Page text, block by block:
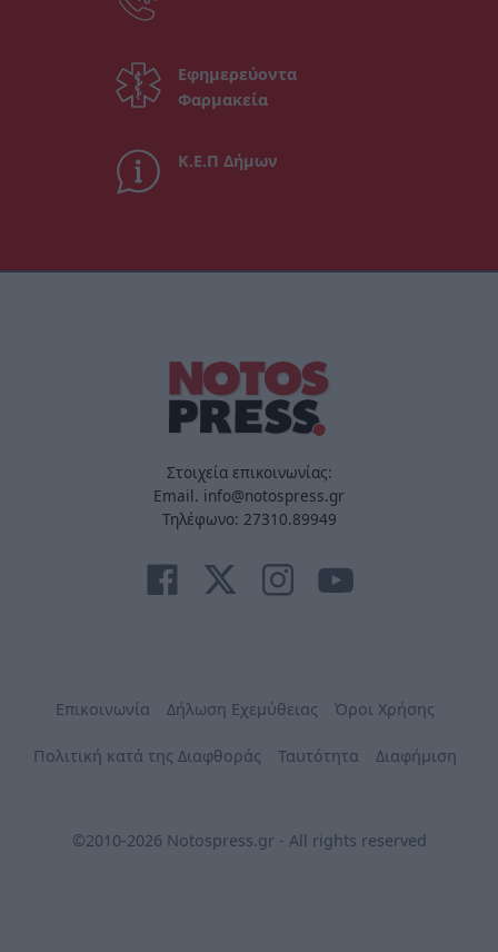
Εφημερεύοντα
Φαρμακεία
Κ.Ε.Π Δήμων
Στοιχεία επικοινωνίας:
Email. info@notospress.gr
Τηλέφωνο: 27310.89949
Επικοινωνία Δήλωση Εχεμύθειας Όροι Χρήσης
Πολιτική κατά της Διαφθοράς Ταυτότητα Διαφήμιση
©2010-2026 Notospress.gr - All rights reserved